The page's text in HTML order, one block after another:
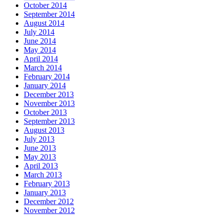
October 2014
September 2014
August 2014
July 2014
June 2014
May 2014
April 2014
March 2014
February 2014
January 2014
December 2013
November 2013
October 2013
September 2013
August 2013
July 2013
June 2013
May 2013
April 2013
March 2013
February 2013
January 2013
December 2012
November 2012